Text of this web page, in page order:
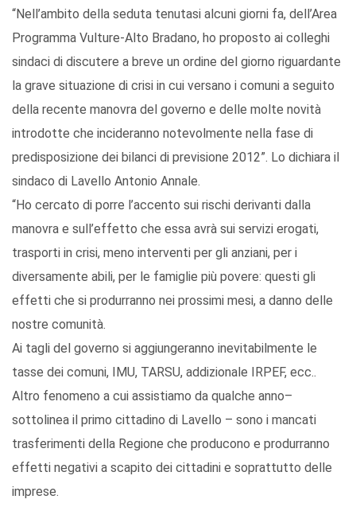
“Nell’ambito della seduta tenutasi alcuni giorni fa, dell’Area
Programma Vulture-Alto Bradano, ho proposto ai colleghi
sindaci di discutere a breve un ordine del giorno riguardante
la grave situazione di crisi in cui versano i comuni a seguito
della recente manovra del governo e delle molte novità
introdotte che incideranno notevolmente nella fase di
predisposizione dei bilanci di previsione 2012”. Lo dichiara il
sindaco di Lavello Antonio Annale.
“Ho cercato di porre l’accento sui rischi derivanti dalla
manovra e sull’effetto che essa avrà sui servizi erogati,
trasporti in crisi, meno interventi per gli anziani, per i
diversamente abili, per le famiglie più povere: questi gli
effetti che si produrranno nei prossimi mesi, a danno delle
nostre comunità.
Ai tagli del governo si aggiungeranno inevitabilmente le
tasse dei comuni, IMU, TARSU, addizionale IRPEF, ecc..
Altro fenomeno a cui assistiamo da qualche anno–
sottolinea il primo cittadino di Lavello – sono i mancati
trasferimenti della Regione che producono e produrranno
effetti negativi a scapito dei cittadini e soprattutto delle
imprese.